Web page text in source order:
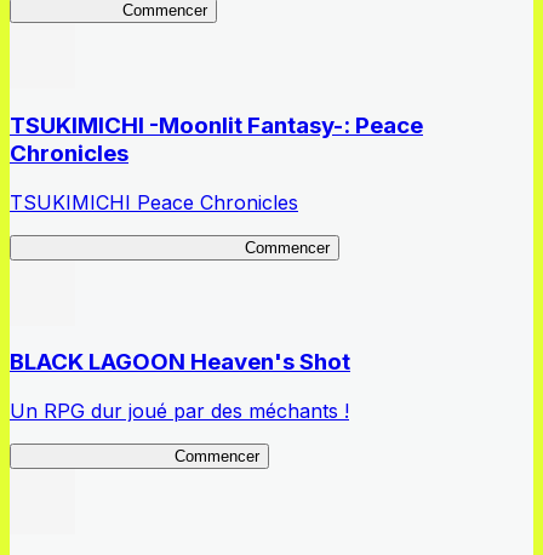
Commencer
TSUKIMICHI -Moonlit Fantasy-: Peace
Chronicles
TSUKIMICHI Peace Chronicles
Commencer
BLACK LAGOON Heaven's Shot
Un RPG dur joué par des méchants !
Commencer